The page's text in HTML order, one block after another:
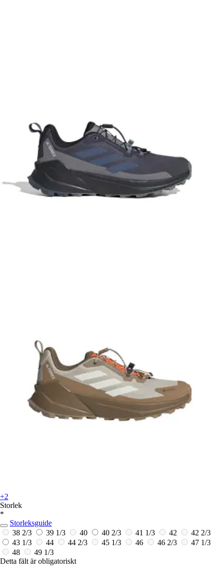
+2
Storlek
*
Storleksguide
38 2/3
39 1/3 40 40 2/3 41 1/3 42
42 2/3
43 1/3
44 44 2/3 45 1/3 46 46 2/3
47 1/3
48
49 1/3
Detta fält är obligatoriskt